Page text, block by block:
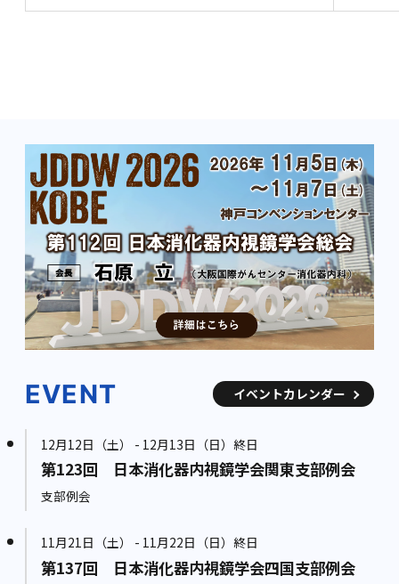
EVENT イベントカレンダー
12月12日（土） - 12月13日（日）終日
第123回 日本消化器内視鏡学会関東支部例会
支部例会
11月21日（土） - 11月22日（日）終日
第137回 日本消化器内視鏡学会四国支部例会